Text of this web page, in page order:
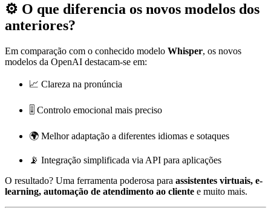
⚙️ O que diferencia os novos modelos dos
anteriores?
Em comparação com o conhecido modelo Whisper, os novos
modelos da OpenAI destacam-se em:
📈 Clareza na pronúncia
🎚 Controlo emocional mais preciso
🌍 Melhor adaptação a diferentes idiomas e sotaques
📡 Integração simplificada via API para aplicações
O resultado? Uma ferramenta poderosa para assistentes virtuais, e-
learning, automação de atendimento ao cliente e muito mais.